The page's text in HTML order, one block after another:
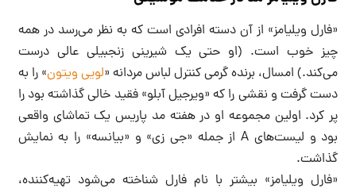
«فارل ویلیامز» از آن دسته افرادی است که به نظر می‌رسد در همه
چیز خوب است. (او حتی یک شیرینی زنجبیلی عالی درست
می‌کند.) امسال، برنده گرمی کنترل لباس مردانه «لویی ویتون» را به
دست گرفت و نقشی را که «ویرجیل آبلو» فقید خالی گذاشته بود را
پر کرد. اولین مجموعه او در هفته مد پاریس یک تماشای واقعی
بود و لیست‌های A از جمله «جی زی» و «بیانسه» را به نمایش
گذاشت.
«فارل ویلیامز» بیشتر با نام فارل شناخته می‌شود تهیه‌کننده،